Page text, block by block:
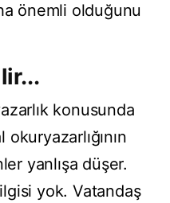
önemli olduğunu
konusunda
yanlışa düşer.
yok. Vatandaş